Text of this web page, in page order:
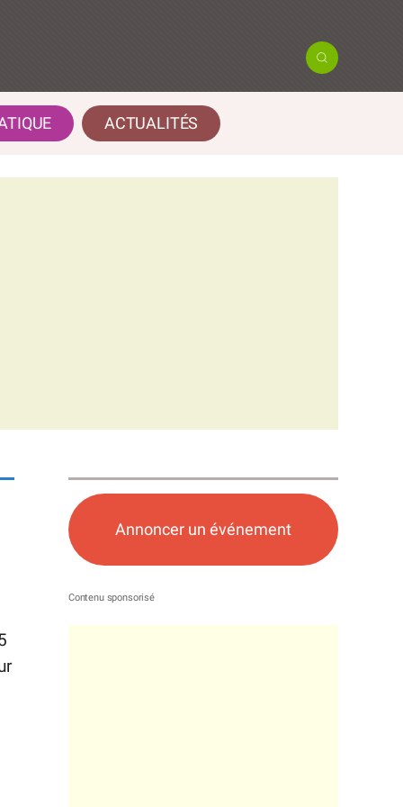
ACTUALITÉS
Annoncer un événement